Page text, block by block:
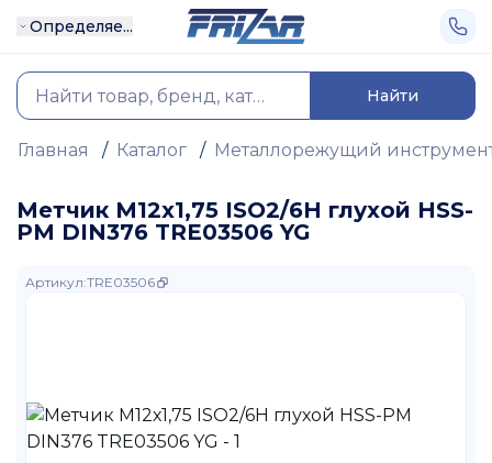
Определяе...
Найти
Главная / Каталог / Металлорежущий
Метчик М12х1,75 ISO2/6H глухой HSS-
PM DIN376 TRE03506 YG
Артикул:TRE03506